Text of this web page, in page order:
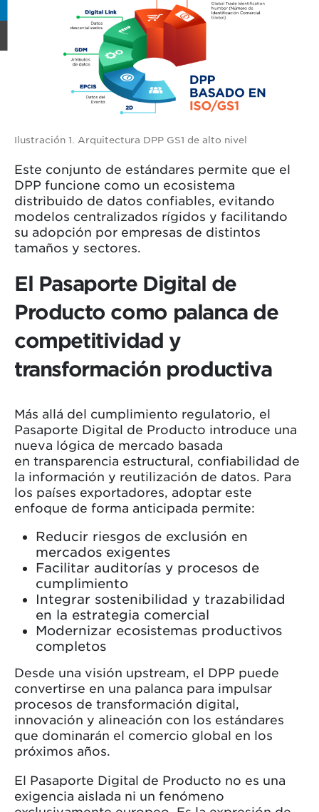
Ilustración 1. Arquitectura DPP GS1 de alto nivel
Este conjunto de estándares permite que el
DPP funcione como un ecosistema
distribuido de datos confiables, evitando
modelos centralizados rígidos y facilitando
su adopción por empresas de distintos
tamaños y sectores.
El Pasaporte Digital de
Producto como palanca de
competitividad y
transformación productiva
Más allá del cumplimiento regulatorio, el
Pasaporte Digital de Producto introduce una
nueva lógica de mercado basada
en transparencia estructural, confiabilidad de
la información y reutilización de datos. Para
los países exportadores, adoptar este
enfoque de forma anticipada permite:
Reducir riesgos de exclusión en
mercados exigentes
Facilitar auditorías y procesos de
cumplimiento
Integrar sostenibilidad y trazabilidad
en la estrategia comercial
Modernizar ecosistemas productivos
completos
Desde una visión upstream, el DPP puede
convertirse en una palanca para impulsar
procesos de transformación digital,
innovación y alineación con los estándares
que dominarán el comercio global en los
próximos años.
El Pasaporte Digital de Producto no es una
exigencia aislada ni un fenómeno